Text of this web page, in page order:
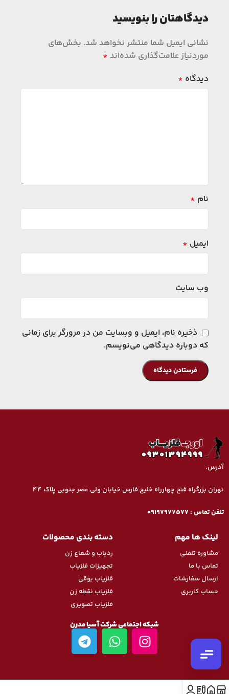
دیدگاهتان را بنویسید
نشانی ایمیل شما منتشر نخواهد شد. بخش‌های
موردنیاز علامت‌گذاری شده‌اند *
دیدگاه *
نام *
ایمیل *
وب‌ سایت
ذخیره نام، ایمیل و وبسایت من در مرورگر برای زمانی
که دوباره دیدگاهی می‌نویسم.
آدرس:
تهران بزرگراه فتح چهارراه خلیج فارس خیابان ولی عصر جنوبی پلاک ۴۴
تلفن تماس : 09197977577
لینک ها مهم
مشاوره تلفنی
تماس با ما
ارسال سفارشات
حساب کاربری
دسته بندی محصولات
ردیاب و شعاع زن
تجهیزات فلزیاب
فلزیاب بوقی
فلزیاب نقطه زن
فلزیاب تصویری
شبکه اجتماعی شرکت آسیا مدرن
تماس تلفنی
ارسال پیام
تلگرام
ارسال پیام